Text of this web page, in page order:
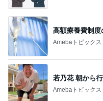
高額療養費制
Amebaトピックス
若乃花 朝から
Amebaトピックス